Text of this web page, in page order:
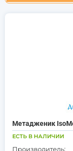
Метадженик
ЕСТЬ В НАЛИЧИИ
Производитель: